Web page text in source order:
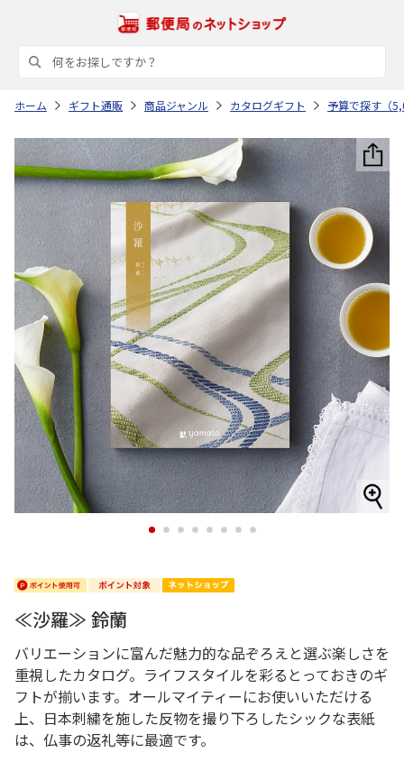
ホーム ギフト通販 商品ジャンル カタログギフト 予算で探す（
1 2 3 4 5 6 7 8
≪沙羅≫ 鈴蘭
バリエーションに富んだ魅力的な品ぞろえと選ぶ楽しさを
重視したカタログ。ライフスタイルを彩るとっておきのギ
フトが揃います。オールマイティーにお使いいただける
上、日本刺繍を施した反物を撮り下ろしたシックな表紙
は、仏事の返礼等に最適です。